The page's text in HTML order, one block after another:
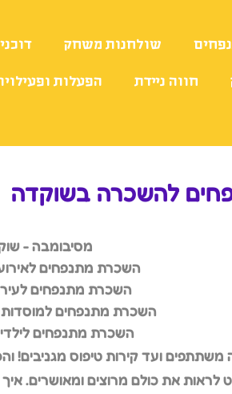
שולחנות משחק
חווה ניידת הפעלות
להשכרה בשוקדה
מסיבומבה -
השכרת מתנפחים
השכרת מתנפחים
השכרת מתנפחים למוסדות
השכרת מתנפחים
ועד קירות טיפוס מגניבים!
לראות את כולם מרוצים ומאושרים.